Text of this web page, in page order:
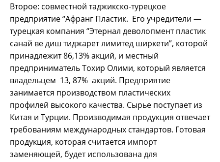
Второе: совместной таджикско-турецкое
предприятие “Афранг Пластик. Его учредители —
турецкая компания “Этернал деволопмент пластик
санай ве диш тиджарет лимитед ширкети”, которой
принадлежит 86,13% акций, и местный
предприниматель Тохир Олими, который является
владельцем 13, 87% акций. Предприятие
занимается производством пластических
профилей высокого качества. Сырье поступает из
Китая и Турции. Производимая продукция отвечает
требованиям международных стандартов. Готовая
продукция, которая считается импорт
заменяющей, будет использована для